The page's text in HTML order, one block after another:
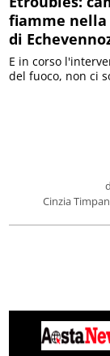
fiamme
di
Cinzia
E in corso
del fuoco, non ci